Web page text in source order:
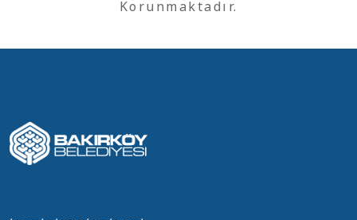
Korunmaktadır.